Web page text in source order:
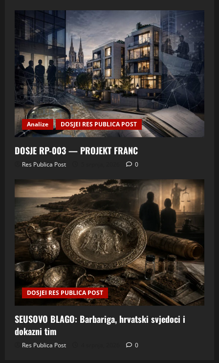
Analize DOSJEI RES PUBLICA POST
DOSJE RP-003 — PROJEKT FRANC
Res Publica Post 0
DOSJEI RES PUBLICA POST
SEUSOVO BLAGO: Barbariga, hrvatski svjedoci i
dokazni tim
Res Publica Post 0